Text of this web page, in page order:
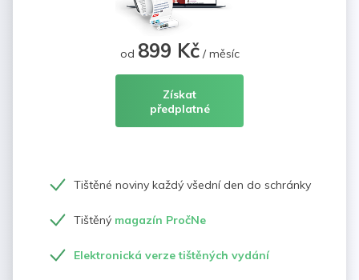
od 899 Kč/ měsíc
Získat
předplatné
Tištěné noviny každý všední den do schránky
Tištěný magazín PročNe
Elektronická verze tištěných vydání